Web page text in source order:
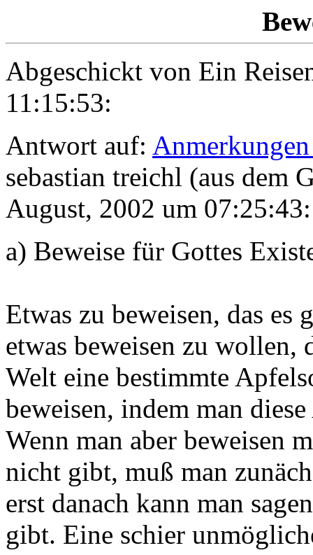
Abgeschickt von Ein
11:15:53:
Antwort auf:
sebastian treichl (aus dem
August, 2002 um 07:25:43:
a) Beweise für Gottes
Etwas zu beweisen, das
etwas beweisen zu wollen,
Welt eine bestimmte
beweisen, indem man
Wenn man aber beweisen
nicht gibt, muß man
erst danach kann man
gibt. Eine schier